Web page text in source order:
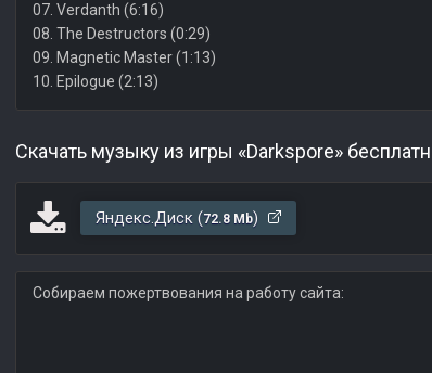
07. Verdanth (6:16)
08. The Destructors (0:29)
09. Magnetic Master (1:13)
10. Epilogue (2:13)
Скачать музыку из игры «Darkspore»
Яндекс.Диск (72.8 Mb)
Собираем пожертвования на работу сайта: